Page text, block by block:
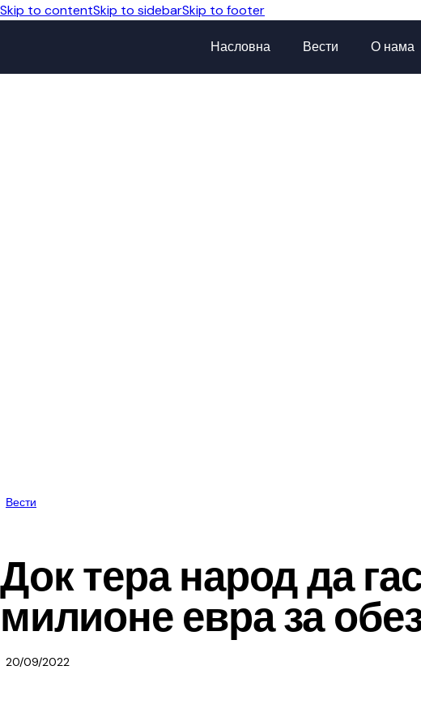
Skip to contentSkip to sidebarSkip to footer
Насловна Вести О нама
Вести
Док тера народ да
милионе евра за
20/09/2022